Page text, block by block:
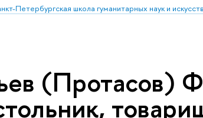
Петербургская школа гуманитарных наук и искусств
(Протасов)